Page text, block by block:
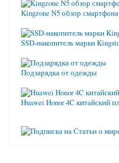
Kingzone N5 обзор смартфона
SSD-накопитель марки
Подзарядка от одежды
Huawei Honor 4C китайский